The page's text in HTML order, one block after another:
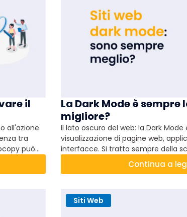
il
all'azione
tra
può
La Dark Mode è sempre
migliore?
Il lato oscuro del web: la Dark
visualizzazione di pagine web,
interfacce. Si tratta sempre della
sul piazzamento nei risultati di
dei difetti? Scopriamolo senza
Continua a
Siti Web